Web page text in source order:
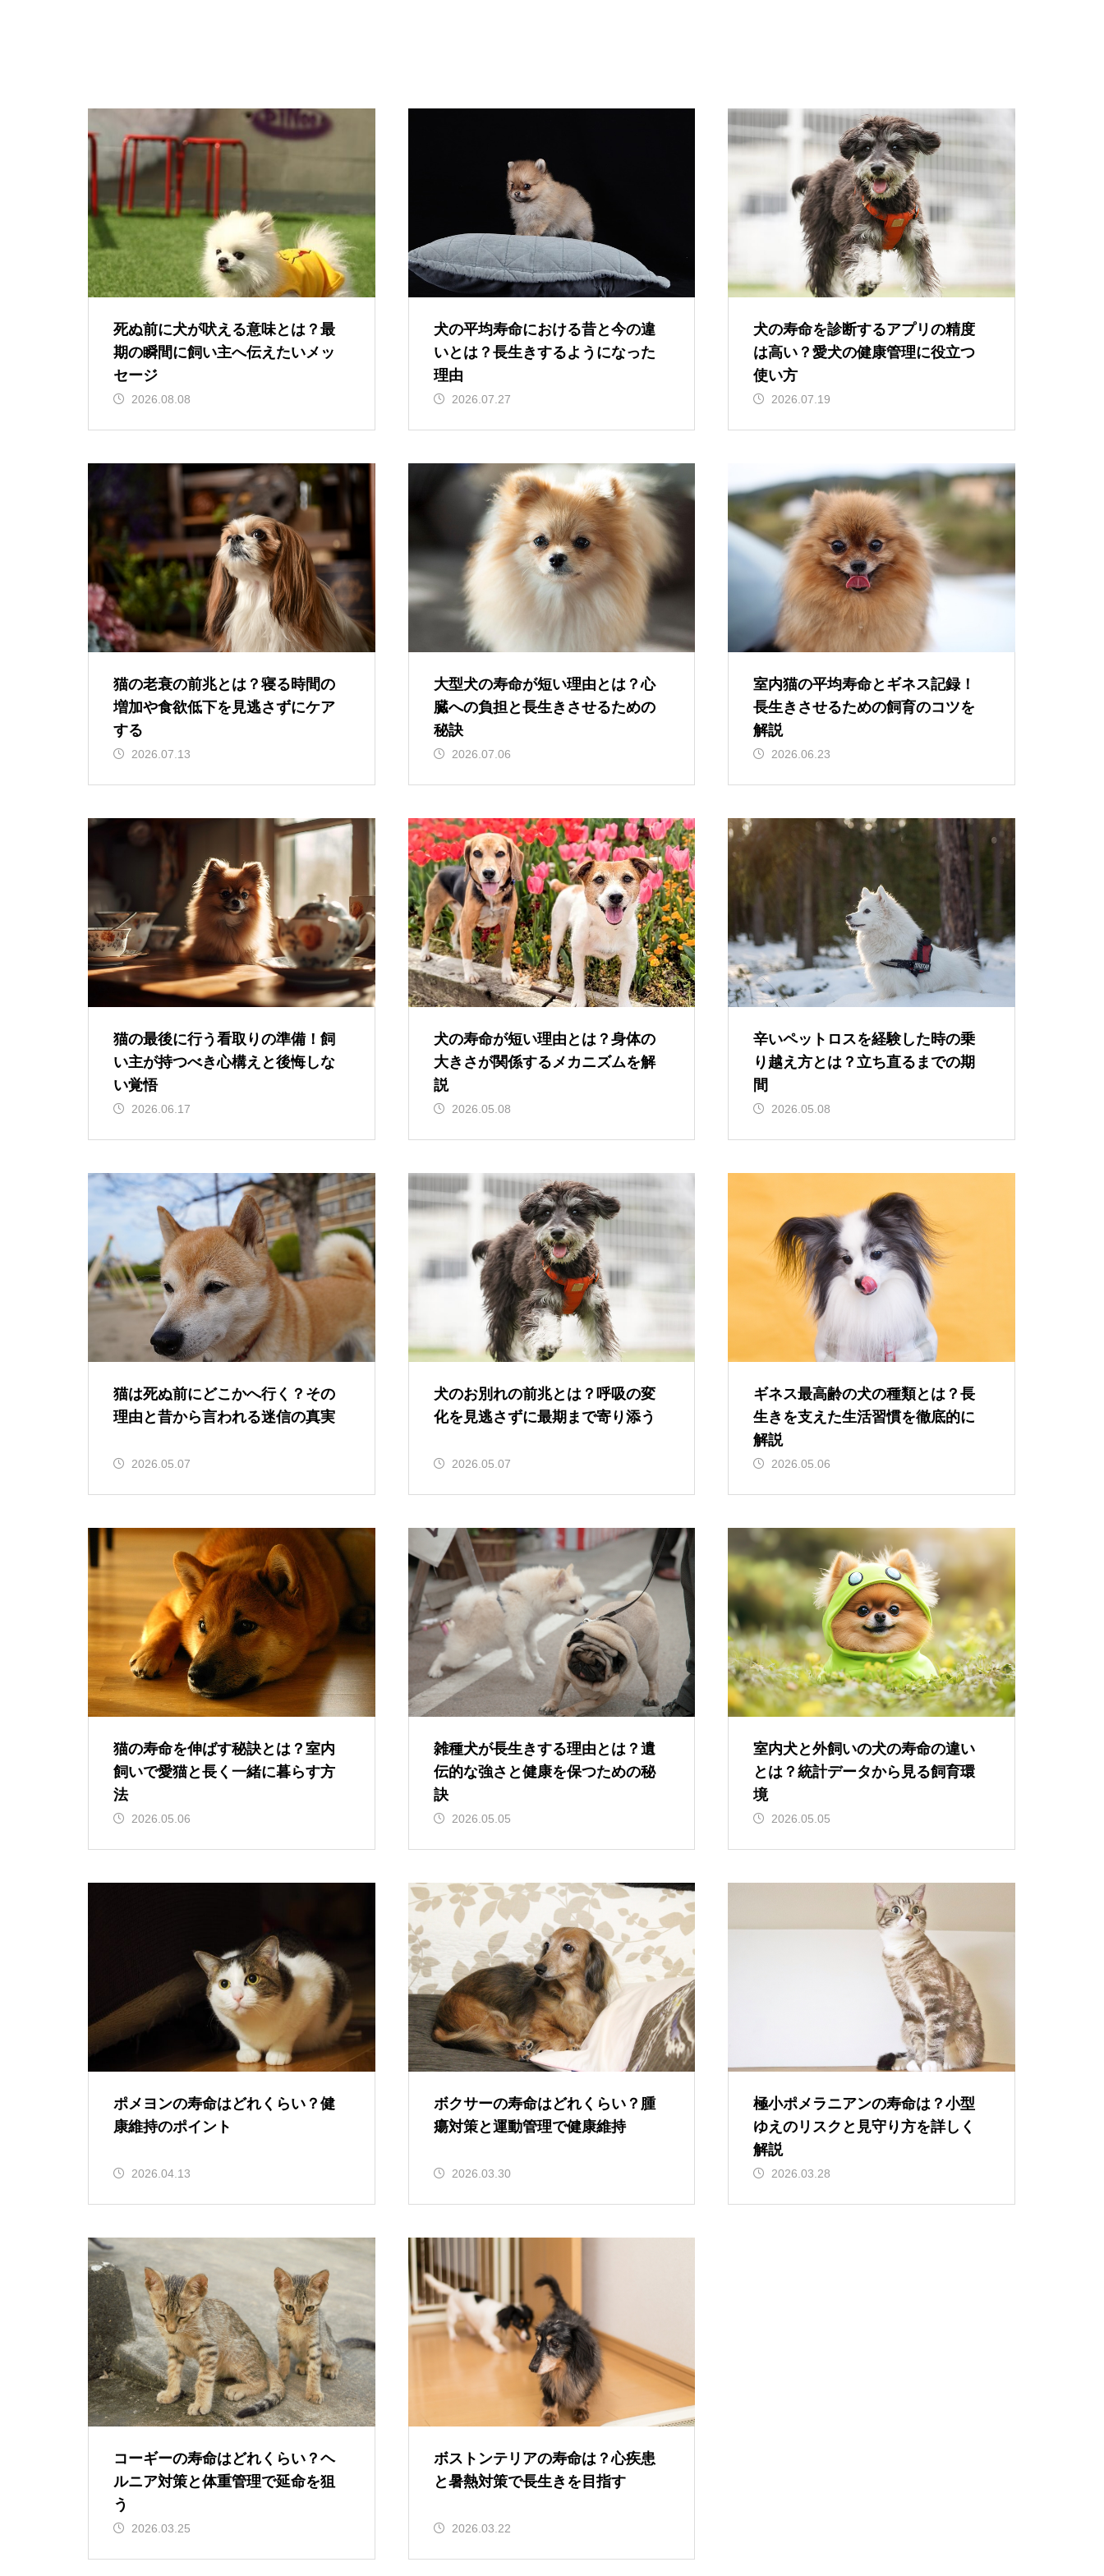
死ぬ前に犬が吠える意味とは？最
期の瞬間に飼い主へ伝えたいメッ
セージ
2026.08.08
犬の平均寿命における昔と今の違
いとは？長生きするようになった
理由
2026.07.27
犬の寿命を診断するアプリの精度
は高い？愛犬の健康管理に役立つ
使い方
2026.07.19
猫の老衰の前兆とは？寝る時間の
増加や食欲低下を見逃さずにケア
する
2026.07.13
大型犬の寿命が短い理由とは？心
臓への負担と長生きさせるための
秘訣
2026.07.06
室内猫の平均寿命とギネス記録！
長生きさせるための飼育のコツを
解説
2026.06.23
猫の最後に行う看取りの準備！飼
い主が持つべき心構えと後悔しな
い覚悟
2026.06.17
犬の寿命が短い理由とは？身体の
大きさが関係するメカニズムを解
説
2026.05.08
辛いペットロスを経験した時の乗
り越え方とは？立ち直るまでの期
間
2026.05.08
猫は死ぬ前にどこかへ行く？その
理由と昔から言われる迷信の真実
2026.05.07
犬のお別れの前兆とは？呼吸の変
化を見逃さずに最期まで寄り添う
2026.05.07
ギネス最高齢の犬の種類とは？長
生きを支えた生活習慣を徹底的に
解説
2026.05.06
猫の寿命を伸ばす秘訣とは？室内
飼いで愛猫と長く一緒に暮らす方
法
2026.05.06
雑種犬が長生きする理由とは？遺
伝的な強さと健康を保つための秘
訣
2026.05.05
室内犬と外飼いの犬の寿命の違い
とは？統計データから見る飼育環
境
2026.05.05
ポメヨンの寿命はどれくらい？健
康維持のポイント
2026.04.13
ボクサーの寿命はどれくらい？腫
瘍対策と運動管理で健康維持
2026.03.30
極小ポメラニアンの寿命は？小型
ゆえのリスクと見守り方を詳しく
解説
2026.03.28
コーギーの寿命はどれくらい？ヘ
ルニア対策と体重管理で延命を狙
う
2026.03.25
ボストンテリアの寿命は？心疾患
と暑熱対策で長生きを目指す
2026.03.22